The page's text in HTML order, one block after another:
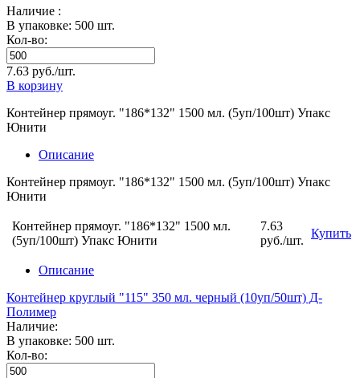
Наличие :
В упаковке: 500 шт.
Кол-во:
7.63 руб./шт.
В корзину
Контейнер прямоуг. "186*132" 1500 мл. (5уп/100шт) Упакс
Юнити
Описание
Контейнер прямоуг. "186*132" 1500 мл. (5уп/100шт) Упакс
Юнити
Контейнер прямоуг. "186*132" 1500 мл.
(5уп/100шт) Упакс Юнити
7.63
руб./шт.
Купить
Описание
Контейнер круглый "115" 350 мл. черный (10уп/50шт) Д-
Полимер
Наличие:
В упаковке: 500 шт.
Кол-во: